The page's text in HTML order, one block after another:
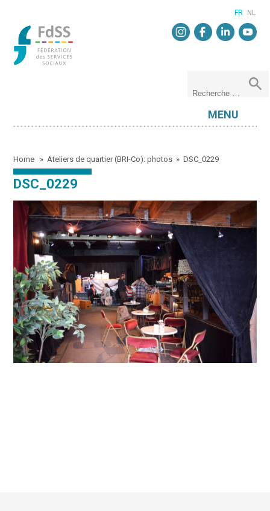
FR NL
MENU
Home »Ateliers de quartier (BRI-Co): photos »DSC_0229
DSC_0229